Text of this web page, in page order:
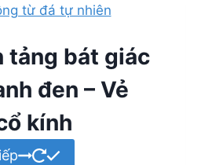
tảng bát giác
đen – Vẻ
kính